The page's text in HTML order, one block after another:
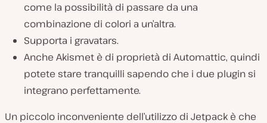
come la possibilità di passare da una
combinazione di colori a un’altra.
Supporta i gravatars.
Anche Akismet è di proprietà di Automattic, quindi
potete stare tranquilli sapendo che i due plugin si
integrano perfettamente.
Un piccolo inconveniente dell’utilizzo di Jetpack è che